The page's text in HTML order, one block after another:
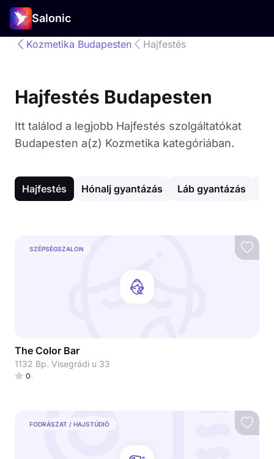
Salonic
Kozmetika Budapesten Hajfestés
Hajfestés Budapesten
Itt találod a legjobb Hajfestés szolgáltatókat
Budapesten a(z) Kozmetika kategóriában.
Hajfestés Hónalj gyantázás Láb gyantázás
SZÉPSÉGSZALON
The Color Bar
1132 Bp. Visegrádi u 33
0
FODRÁSZAT / HAJSTÚDIÓ